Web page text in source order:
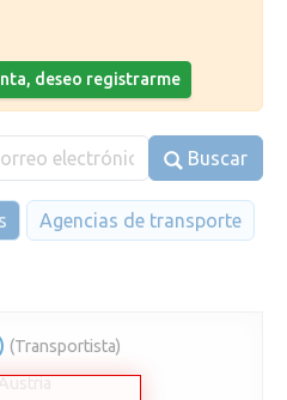
deseo registrarme
Buscar
Agencias de transporte
(Transportista)